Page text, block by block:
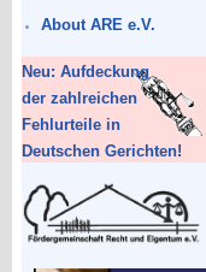
About ARE e.V.
Neu: Aufdeckung
der zahlreichen
Fehlurteile in
Deutschen Gerichten!